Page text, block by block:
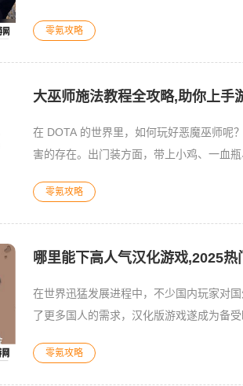
零氪攻略
大巫师施法教程全攻略,助你上手
在 DOTA 的世界里，如何玩好恶魔巫师呢
害的存在。出门装方面，带上小鸡、一血
零氪攻略
哪里能下高人气汉化游戏,2025热
在世界迅猛发展进程中，不少国内玩家对
了更多国人的需求，汉化版游戏遂成为备
零氪攻略